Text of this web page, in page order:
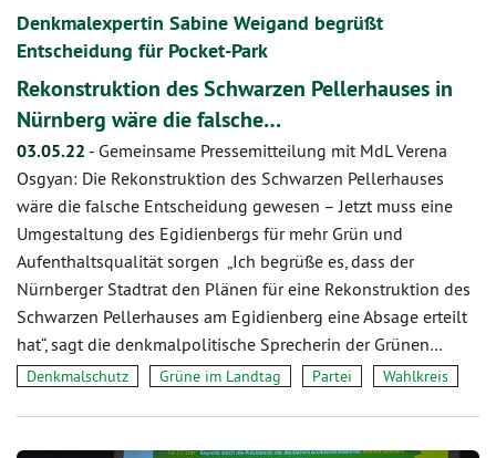
Denkmalexpertin Sabine Weigand begrüßt
Entscheidung für Pocket-Park
Rekonstruktion des Schwarzen Pellerhauses in
Nürnberg wäre die falsche…
03.05.22 - Gemeinsame Pressemitteilung mit MdL Verena
Osgyan: Die Rekonstruktion des Schwarzen Pellerhauses
wäre die falsche Entscheidung gewesen – Jetzt muss eine
Umgestaltung des Egidienbergs für mehr Grün und
Aufenthaltsqualität sorgen „Ich begrüße es, dass der
Nürnberger Stadtrat den Plänen für eine Rekonstruktion des
Schwarzen Pellerhauses am Egidienberg eine Absage erteilt
hat“, sagt die denkmalpolitische Sprecherin der Grünen…
Denkmalschutz Grüne im Landtag Partei Wahlkreis